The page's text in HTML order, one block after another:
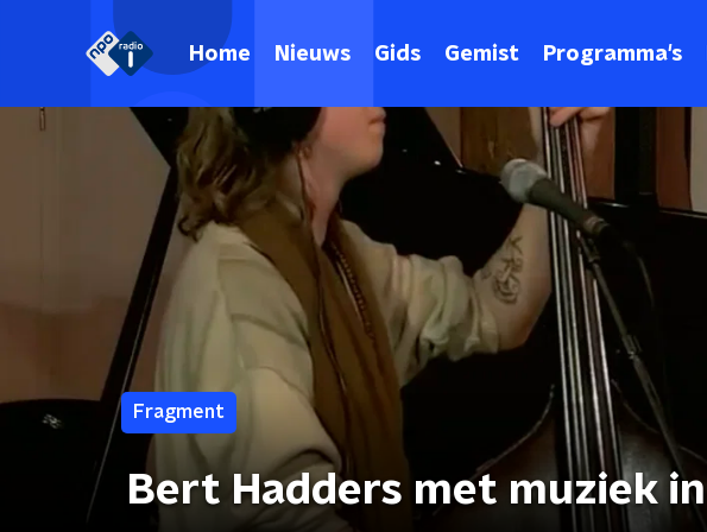
Home Nieuws Gids Gemist Programma's
Fragment
Bert Hadders met muziek